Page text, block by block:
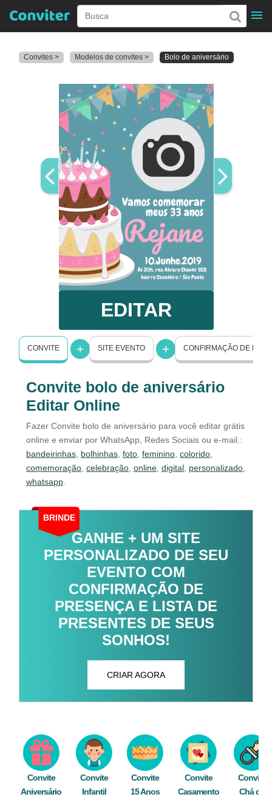
Convites > Modelos de convites > Bolo de aniversário
EDITAR
CONVITE SITE EVENTO CONFIRMAÇÃO DE
Convite bolo de aniversário
Editar Online
Fazer Convite bolo de aniversário para você editar grátis
online e enviar por WhatsApp, Redes Sociais ou e-mail.:
bandeirinhas bolhinhas foto feminino colorido
comemoração celebração online digital personalizado
whatsapp
BRINDE
GANHE + UM SITE
PERSONALIZADO DE SEU
EVENTO COM
CONFIRMAÇÃO DE
PRESENÇA E LISTA DE
PRESENTES DE SEUS
SONHOS!
CRIAR AGORA
Convite
Aniversário
Convite
Infantil
Convite
15 Anos
Convite
Casamento
Convite
Chá de